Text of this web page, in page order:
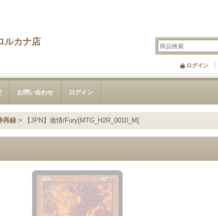
ルカナ店
ログイン
お問い合わせ ログイン
再録 > 【JPN】激情/Fury[MTG_H2R_0010_M]